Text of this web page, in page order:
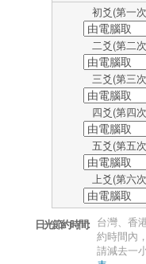
初爻(第一
二爻(第二
三爻(第三
四爻(第四
五爻(第五
上爻(第六
日光節約時間: 台灣、香
約時間內，
請減去一